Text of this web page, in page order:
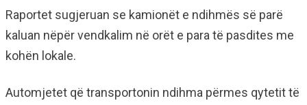
Raportet sugjeruan se kamionët e ndihmës së parë
kaluan nëpër vendkalim në orët e para të pasdites me
kohën lokale.
Automjetet që transportonin ndihma përmes qytetit të